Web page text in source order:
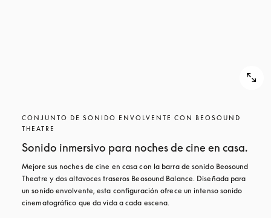
CONJUNTO DE SONIDO ENVOLVENTE CON BEOSOUND
THEATRE
Sonido inmersivo para noches de cine en casa.
Mejore sus noches de cine en casa con la barra de sonido Beosound
Theatre y dos altavoces traseros Beosound Balance. Diseñada para
un sonido envolvente, esta configuración ofrece un intenso sonido
cinematográfico que da vida a cada escena.